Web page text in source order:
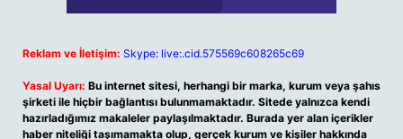
Reklam ve İletişim: Skype: live:.cid.575569c608265c69
Yasal Uyarı: Bu internet sitesi, herhangi bir marka, kurum veya şahıs
şirketi ile hiçbir bağlantısı bulunmamaktadır. Sitede yalnızca kendi
hazırladığımız makaleler paylaşılmaktadır. Burada yer alan içerikler
haber niteliği taşımamakta olup, gerçek kurum ve kişiler hakkında